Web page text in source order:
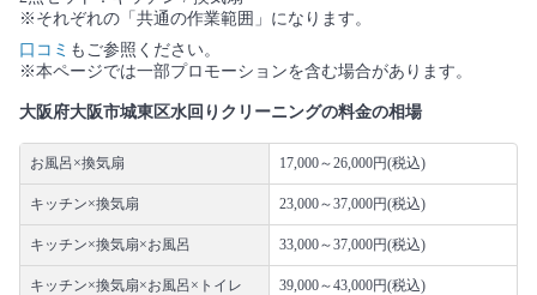
※それぞれの「共通の作業範囲」になります。
口コミ もご参照ください。
※本ページでは一部プロモーションを含む場合があります。
大阪府大阪市城東区水回りクリーニングの料金の相場
お風呂×換気扇 17,000～26,000円(税込)
キッチン×換気扇 23,000～37,000円(税込)
キッチン×換気扇×お風呂 33,000～37,000円(税込)
キッチン×換気扇×お風呂×トイレ 39,000～43,000円(税込)